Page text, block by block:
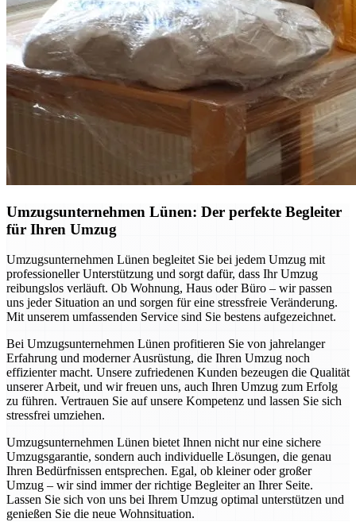
Umzugsunternehmen Lünen: Der perfekte Begleiter
für Ihren Umzug
Umzugsunternehmen Lünen begleitet Sie bei jedem Umzug mit
professioneller Unterstützung und sorgt dafür, dass Ihr Umzug
reibungslos verläuft. Ob Wohnung, Haus oder Büro – wir passen
uns jeder Situation an und sorgen für eine stressfreie Veränderung.
Mit unserem umfassenden Service sind Sie bestens aufgezeichnet.
Bei Umzugsunternehmen Lünen profitieren Sie von jahrelanger
Erfahrung und moderner Ausrüstung, die Ihren Umzug noch
effizienter macht. Unsere zufriedenen Kunden bezeugen die Qualität
unserer Arbeit, und wir freuen uns, auch Ihren Umzug zum Erfolg
zu führen. Vertrauen Sie auf unsere Kompetenz und lassen Sie sich
stressfrei umziehen.
Umzugsunternehmen Lünen bietet Ihnen nicht nur eine sichere
Umzugsgarantie, sondern auch individuelle Lösungen, die genau
Ihren Bedürfnissen entsprechen. Egal, ob kleiner oder großer
Umzug – wir sind immer der richtige Begleiter an Ihrer Seite.
Lassen Sie sich von uns bei Ihrem Umzug optimal unterstützen und
genießen Sie die neue Wohnsituation.